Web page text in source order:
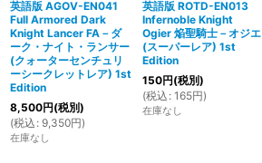
英語版 AGOV-EN041
Full Armored Dark
Knight Lancer FA－ダ
ーク・ナイト・ランサー
(クォーターセンチュリ
ーシークレットレア) 1st
Edition
8,500円(税別)
(税込 : 9,350円)
在庫なし
英語版 ROTD-EN013
Infernoble Knight
Ogier 焔聖騎士－オジエ
(スーパーレア) 1st
Edition
150円(税別)
(税込 : 165円)
在庫なし